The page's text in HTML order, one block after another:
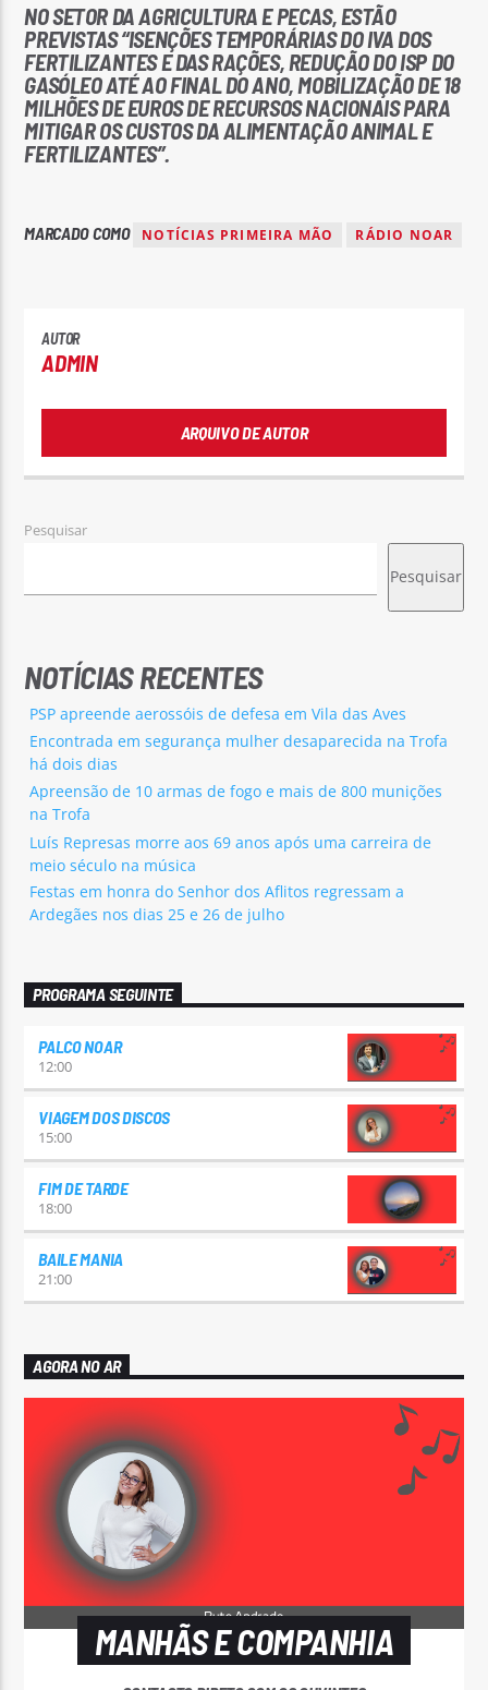
NO SETOR DA AGRICULTURA E PECAS, ESTÃO
PREVISTAS “ISENÇÕES TEMPORÁRIAS DO IVA DOS
FERTILIZANTES E DAS RAÇÕES, REDUÇÃO DO ISP DO
GASÓLEO ATÉ AO FINAL DO ANO, MOBILIZAÇÃO DE 18
MILHÕES DE EUROS DE RECURSOS NACIONAIS PARA
MITIGAR OS CUSTOS DA ALIMENTAÇÃO ANIMAL E
FERTILIZANTES”.
MARCADO COMO NOTÍCIAS PRIMEIRA MÃO RÁDIO NOAR
AUTOR
ADMIN
ARQUIVO DE AUTOR
Pesquisar
Pesquisar
NOTÍCIAS RECENTES
PSP apreende aerossóis de defesa em Vila das Aves
Encontrada em segurança mulher desaparecida na Trofa
há dois dias
Apreensão de 10 armas de fogo e mais de 800 munições
na Trofa
Luís Represas morre aos 69 anos após uma carreira de
meio século na música
Festas em honra do Senhor dos Aflitos regressam a
Ardegães nos dias 25 e 26 de julho
PROGRAMA SEGUINTE
PALCO NOAR
12:00
VIAGEM DOS DISCOS
15:00
FIM DE TARDE
18:00
BAILE MANIA
21:00
AGORA NO AR
MANHÃS E COMPANHIA